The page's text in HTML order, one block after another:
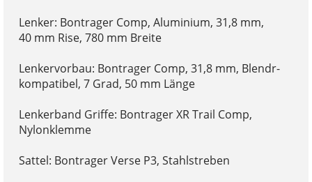
Lenker: Bontrager Comp, Aluminium, 31,8 mm,
40 mm Rise, 780 mm Breite
Lenkervorbau: Bontrager Comp, 31,8 mm, Blendr-
kompatibel, 7 Grad, 50 mm Länge
Lenkerband Griffe: Bontrager XR Trail Comp,
Nylonklemme
Sattel: Bontrager Verse P3, Stahlstreben